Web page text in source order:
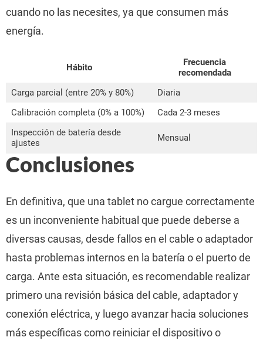
cuando no las necesites, ya que consumen más
energía.
Hábito
Frecuencia
recomendada
Carga parcial (entre 20% y 80%)
Diaria
Calibración completa (0% a 100%)
Cada 2-3 meses
Inspección de batería desde
ajustes
Mensual
Conclusiones
En definitiva, que una tablet no cargue correctamente
es un inconveniente habitual que puede deberse a
diversas causas, desde fallos en el cable o adaptador
hasta problemas internos en la batería o el puerto de
carga. Ante esta situación, es recomendable realizar
primero una revisión básica del cable, adaptador y
conexión eléctrica, y luego avanzar hacia soluciones
más específicas como reiniciar el dispositivo o